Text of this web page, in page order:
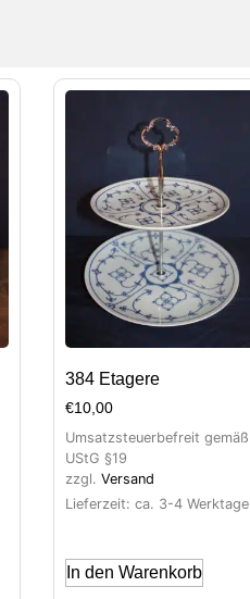
384 Etagere
€10,00
Umsatzsteuerbefreit gemäß
UStG §19
zzgl. Versand
Lieferzeit: ca. 3-4 Werktage
In den Warenkorb